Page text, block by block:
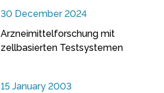
30 December 2024
Arzneimittelforschung mit
zellbasierten Testsystemen
15 January 2003